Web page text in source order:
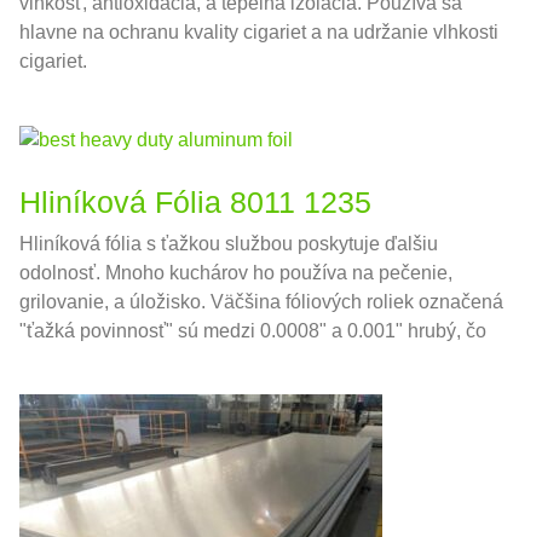
hlavne na ochranu kvality cigariet a na udržanie vlhkosti
cigariet.
Hliníková Fólia 8011 1235
Hliníková fólia s ťažkou službou poskytuje ďalšiu
odolnosť. Mnoho kuchárov ho používa na pečenie,
grilovanie, a úložisko. Väčšina fóliových roliek označená
"ťažká povinnosť" sú medzi 0.0008" a 0.001" hrubý, čo